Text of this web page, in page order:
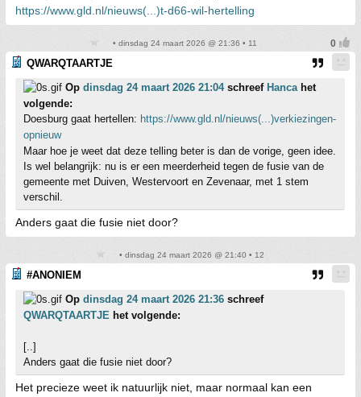
https://www.gld.nl/nieuws(...)t-d66-wil-hertelling
• dinsdag 24 maart 2026 @ 21:36 • 11
QWARQTAARTJE
Op dinsdag 24 maart 2026 21:04schreef Hancahet
volgende:
Doesburg gaat hertellen: https://www.gld.nl/nieuws(...)verkiezingen-
opnieuw
Maar hoe je weet dat deze telling beter is dan de vorige, geen idee.
Is wel belangrijk: nu is er een meerderheid tegen de fusie van de
gemeente met Duiven, Westervoort en Zevenaar, met 1 stem
verschil.
Anders gaat die fusie niet door?
• dinsdag 24 maart 2026 @ 21:40 • 12
#ANONIEM
Op dinsdag 24 maart 2026 21:36 schreef
QWARQTAARTJE het volgende:
[..]
Anders gaat die fusie niet door?
Het precieze weet ik natuurlijk niet, maar normaal kan een